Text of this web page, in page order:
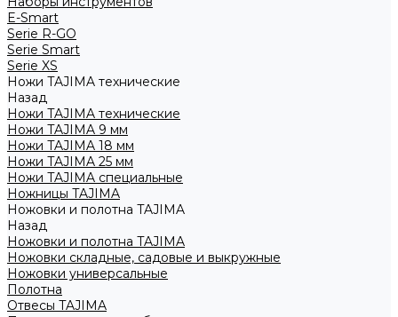
E-Smart
Serie R-GO
Serie Smart
Serie XS
Ножи TAJIMA технические
Назад
Ножи TAJIMA технические
Ножи TAJIMA 9 мм
Ножи TAJIMA 18 мм
Ножи TAJIMA 25 мм
Ножи TAJIMA специальные
Ножницы TAJIMA
Ножовки и полотна TAJIMA
Назад
Ножовки и полотна TAJIMA
Ножовки складные, садовые и выкружные
Ножовки универсальные
Полотна
Отвесы TAJIMA